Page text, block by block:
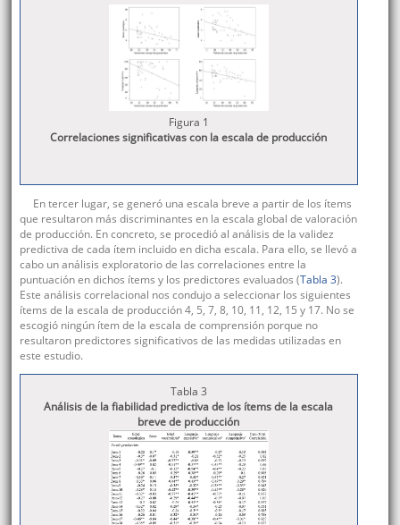
Figura 1
Correlaciones significativas con la escala de producción
En tercer lugar, se generó una escala breve a partir de los ítems
que resultaron más discriminantes en la escala global de valoración
de producción. En concreto, se procedió al análisis de la validez
predictiva de cada ítem incluido en dicha escala. Para ello, se llevó a
cabo un análisis exploratorio de las correlaciones entre la
puntuación en dichos ítems y los predictores evaluados (Tabla 3).
Este análisis correlacional nos condujo a seleccionar los siguientes
ítems de la escala de producción 4, 5, 7, 8, 10, 11, 12, 15 y 17. No se
escogió ningún ítem de la escala de comprensión porque no
resultaron predictores significativos de las medidas utilizadas en
este estudio.
Tabla 3
Análisis de la fiabilidad predictiva de los ítems de la escala
breve de producción